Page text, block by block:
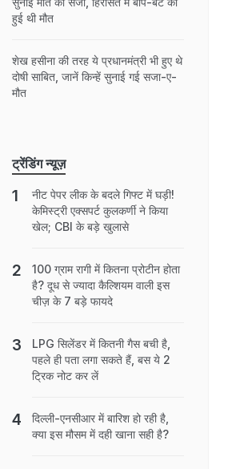
हुई थी मौत
शेख हसीना की तरह ये प्रधानमंत्री भी हुए थे
दोषी साबित, जानें किन्हें सुनाई गई सजा-ए-
मौत
ट्रेंडिंग न्यूज़
नीट पेपर लीक के बदले गिफ्ट में घड़ी!
केमिस्ट्री एक्सपर्ट कुलकर्णी ने किया
खेल; CBI के बड़े खुलासे
100 ग्राम रागी में कितना प्रोटीन होता
है? दूध से ज्यादा कैल्शियम वाली इस
चीज़ के 7 बड़े फायदे
LPG सिलेंडर में कितनी गैस बची है,
पहले ही पता लगा सकते हैं, बस ये 2
ट्रिक नोट कर लें
दिल्ली-एनसीआर में बारिश हो रही है,
क्या इस मौसम में दही खाना सही है?